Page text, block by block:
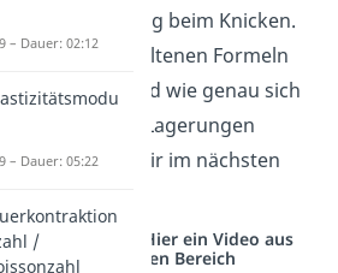
Ausschlag beim Knicken.
du mit den erhaltenen Formeln
hast und wie genau sich
verschiedene Lagerungen
zeigen wir dir im nächsten
vernetzt: Hier ein Video aus
einem anderen Bereich
– Dauer: 02:12
– Dauer: 05:22
/